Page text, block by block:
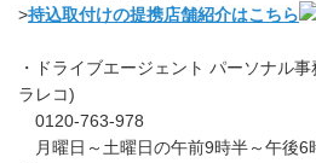
>持込取付けの提携店舗紹介はこちら
・ドライブエージェント パーソナル
ラレコ)
0120-763-978
月曜日～土曜日の午前9時半～午後6